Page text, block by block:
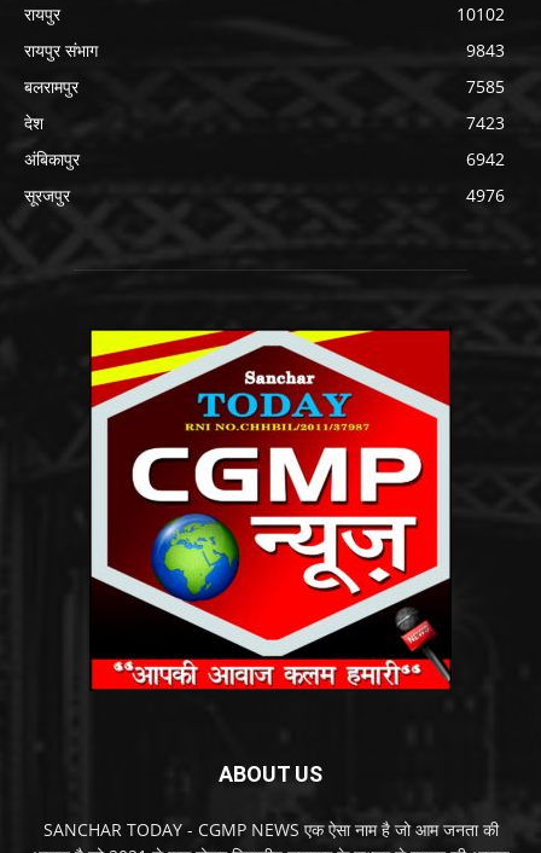
रायपुर
10102
रायपुर संभाग
9843
बलरामपुर
7585
देश
7423
अंबिकापुर
6942
सूरजपुर
4976
ABOUT US
SANCHAR TODAY - CGMP NEWS एक ऐसा नाम है जो आम जनता की